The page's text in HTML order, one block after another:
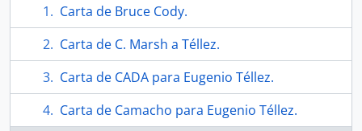
Carta de Bruce Cody.
Carta de C. Marsh a Téllez.
Carta de CADA para Eugenio Téllez.
Carta de Camacho para Eugenio Téllez.